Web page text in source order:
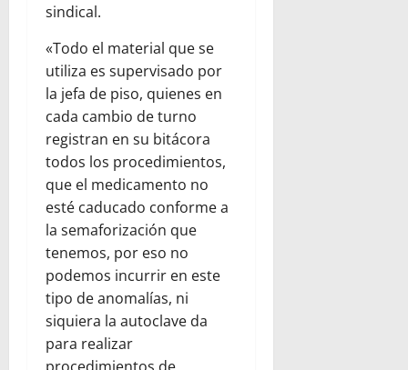
sindical.
«Todo el material que se
utiliza es supervisado por
la jefa de piso, quienes en
cada cambio de turno
registran en su bitácora
todos los procedimientos,
que el medicamento no
esté caducado conforme a
la semaforización que
tenemos, por eso no
podemos incurrir en este
tipo de anomalías, ni
siquiera la autoclave da
para realizar
procedimientos de